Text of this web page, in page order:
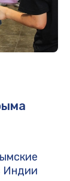
Индии